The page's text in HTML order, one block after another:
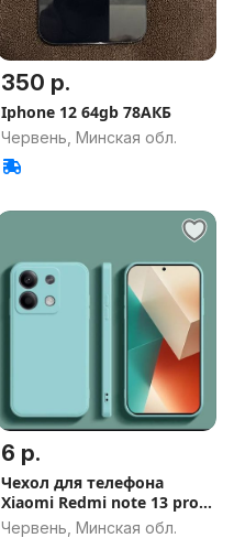
350 р.
Iphone 12 64gb 78АКБ
Червень, Минская обл.
6 р.
Чехол для телефона
Xiaomi Redmi note 13 pro
5G
Червень, Минская обл.